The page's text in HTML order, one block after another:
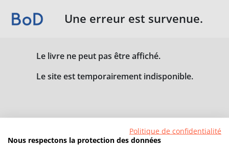
Une erreur est survenue.
Le livre ne peut pas être affiché.
Le site est temporairement indisponible.
Politique de confidentialité
Nous respectons la protection des données